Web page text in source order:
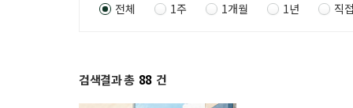
전체 1주 1개월 1년 직
검색결과 총 88 건